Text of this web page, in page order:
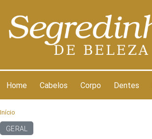
Home Cabelos Corpo Dentes
Início
GERAL